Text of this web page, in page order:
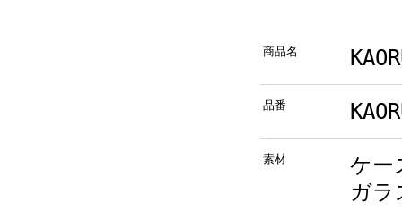
商品名
品番
素材
ケー
ガ